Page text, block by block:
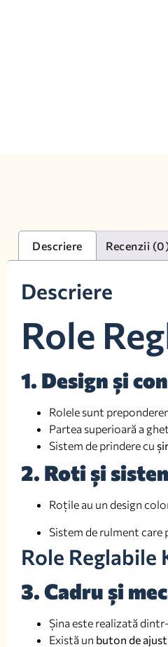
Descriere Recenzii
Descriere
Role
1. Design și
Rolele sunt
Partea superioară a
Sistem de prindere cu
2. Roti și
Roțile au un design
Sistem de rulment care
Role Reglabile
3. Cadru și
Șina este realizată
Există un buton de